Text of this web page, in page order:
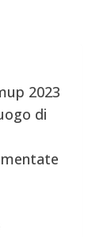
2023
di